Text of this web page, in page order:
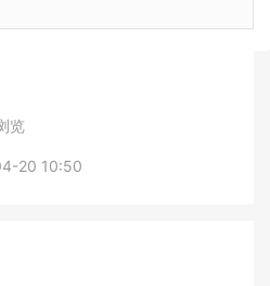
，果戶落入犯警份子中，他們利這些
還帶建壯，比電池耗費快、感度量。
況評估。果戶隱很注，並且太要
建壯險。做出決策前，戶仔細權衡求
刻隱，保護益。
览
20 10:50